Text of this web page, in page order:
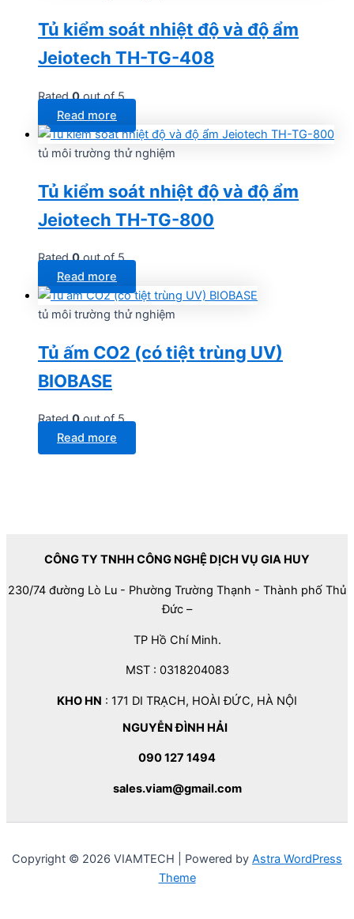
Tủ kiểm soát nhiệt độ và độ ẩm
Jeiotech TH-TG-408
Rated0out of 5
Read more
tủ môi trường thử nghiệm
Tủ kiểm soát nhiệt độ và độ ẩm
Jeiotech TH-TG-800
Rated0out of 5
Read more
tủ môi trường thử nghiệm
Tủ ấm CO2 (có tiệt trùng UV)
BIOBASE
Rated0out of 5
Read more
CÔNG TY TNHH CÔNG NGHỆ DỊCH VỤ GIA HUY
230/74 đường Lò Lu - Phường Trường Thạnh - Thành phố Thủ
Đức –
TP Hồ Chí Minh.
MST : 0318204083
KHO HN : 171 DI TRẠCH, HOÀI ĐỨC, HÀ NỘI
NGUYỄN ĐÌNH HẢI
090 127 1494
sales.viam@gmail.com
Copyright © 2026 VIAMTECH | Powered by Astra WordPress
Theme